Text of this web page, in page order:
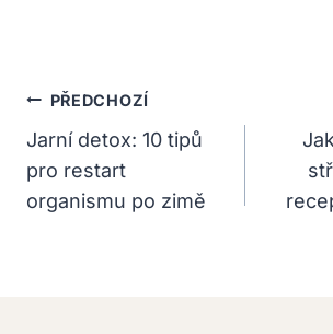
Navigace
Pro
Příspěvek
PŘEDCHOZÍ
Jarní detox: 10 tipů
pro restart
organismu po zimě